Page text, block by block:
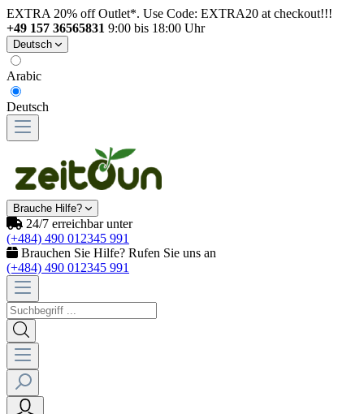
EXTRA 20% off Outlet*. Use Code: EXTRA20 at checkout!!!
+49 157 36565831 9:00 bis 18:00 Uhr
Deutsch
Arabic
Deutsch
Brauche Hilfe?
24/7 erreichbar unter
(+484) 490 012345 991
Brauchen Sie Hilfe? Rufen Sie uns an
(+484) 490 012345 991